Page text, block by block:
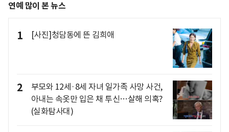
연예 많이 본 뉴스
1 [사진]청담동에 뜬 김희애
2
부모와 12세·8세 자녀 일가족 사망 사건,
아내는 속옷만 입은 채 투신…살해 의혹?
(실화탐사대)